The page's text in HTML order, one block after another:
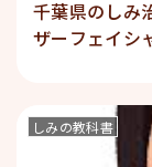
千葉県のしみ
ザーフェイシ
しみの教科書